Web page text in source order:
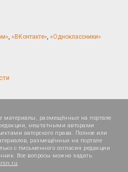
, «ВКонтакте», «Одноклассники»
размещённые на портале
нештатными авторами
авторского права. Полное или
размещённых на портале
с письменного согласия редакции
Все вопросы можно задать
.